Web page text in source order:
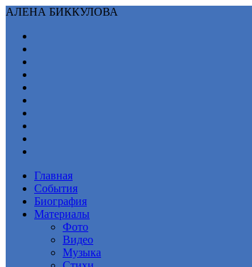
АЛЕНА БИККУЛОВА
Главная
События
Биография
Материалы
Фото
Видео
Музыка